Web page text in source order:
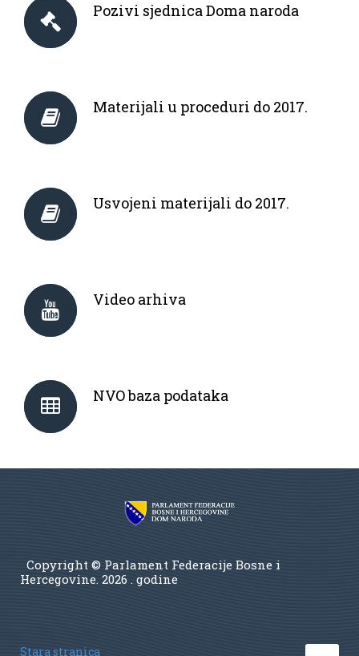
Pozivi sjednica Doma naroda
Materijali u proceduri do 2017.
Usvojeni materijali do 2017.
Video arhiva
NVO baza podataka
Copyright © Parlament Federacije Bosne i
Hercegovine. 2026 . godine
Stara stranica